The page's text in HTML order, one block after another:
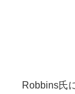
Robbins氏